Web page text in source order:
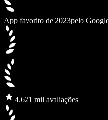
App favorito de 2023pelo
4.621 mil avaliações